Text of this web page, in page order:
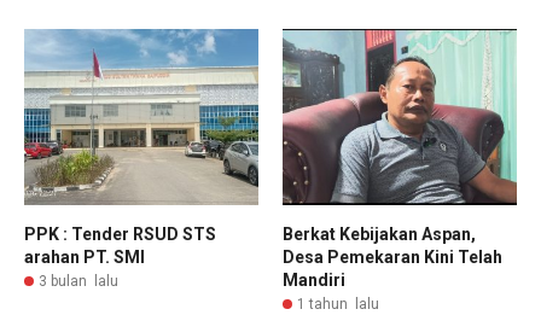
PPK : Tender RSUD STS
arahan PT. SMI
3 bulan lalu
Berkat Kebijakan Aspan,
Desa Pemekaran Kini Telah
Mandiri
1 tahun lalu